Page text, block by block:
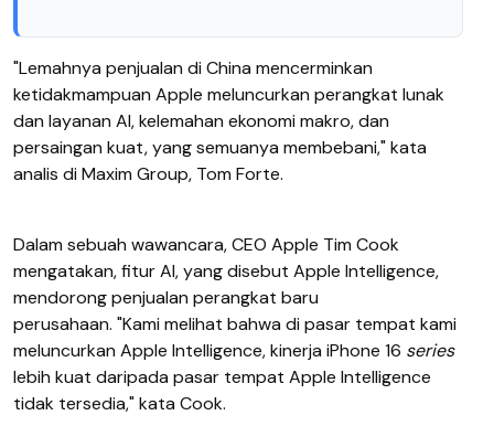
"Lemahnya penjualan di China mencerminkan
ketidakmampuan Apple meluncurkan perangkat lunak
dan layanan AI, kelemahan ekonomi makro, dan
persaingan kuat, yang semuanya membebani," kata
analis di Maxim Group, Tom Forte.
Dalam sebuah wawancara, CEO Apple Tim Cook
mengatakan, fitur AI, yang disebut Apple Intelligence,
mendorong penjualan perangkat baru
perusahaan. "Kami melihat bahwa di pasar tempat kami
meluncurkan Apple Intelligence, kinerja iPhone 16 series
lebih kuat daripada pasar tempat Apple Intelligence
tidak tersedia," kata Cook.